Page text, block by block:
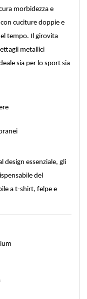
morbidezza e
cuciture doppie e
tempo. Il girovita
metallici
sia per lo sport sia
design essenziale, gli
del
a t-shirt, felpe e